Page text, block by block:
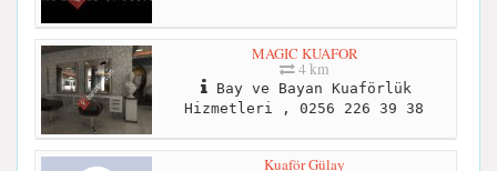
MAGIC KUAFOR
4 km
Bay ve Bayan Kuaförlük
Hizmetleri , 0256 226 39 38
Kuaför Gülay